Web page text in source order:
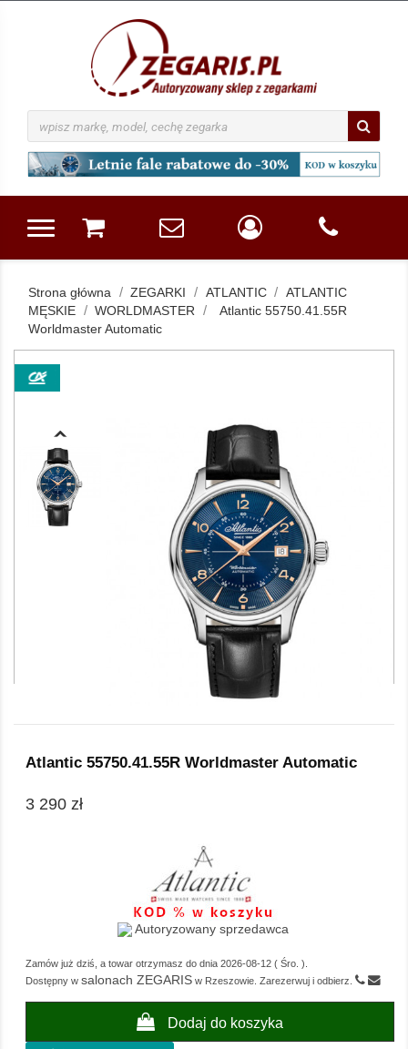
Strona główna ZEGARKI ATLANTIC
ATLANTIC
MĘSKIE
WORLDMASTER
Atlantic 55750.41.55R
Worldmaster Automatic
Atlantic 55750.41.55R Worldmaster Automatic
3 290 zł
Autoryzowany sprzedawca
Zamów już dziś, a towar otrzymasz do dnia 2026-08-12 (Śro. ).
Dostępny w salonach ZEGARISw Rzeszowie. Zarezerwuj i odbierz.
Dodaj do koszyka